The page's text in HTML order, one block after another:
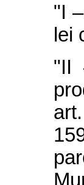
"I
lei
"II